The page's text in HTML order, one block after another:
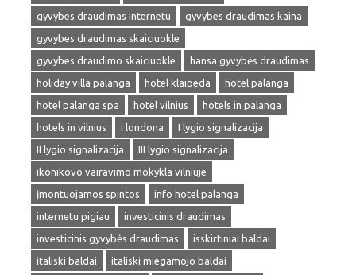
gyvybes draudimas internetu
gyvybes draudimas kaina
gyvybes draudimas skaiciuokle
gyvybes draudimo skaiciuokle
hansa gyvybės draudimas
holiday villa palanga
hotel klaipeda
hotel palanga
hotel palanga spa
hotel vilnius
hotels in palanga
hotels in vilnius
i londona
I lygio signalizacija
II lygio signalizacija
III lygio signalizacija
ikonikovo vairavimo mokykla vilniuje
įmontuojamos spintos
info hotel palanga
internetu pigiau
investicinis draudimas
investicinis gyvybės draudimas
isskirtiniai baldai
italiski baldai
italiski miegamojo baldai